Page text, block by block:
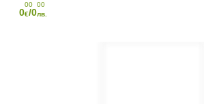
0
00
€/0
00
лв.